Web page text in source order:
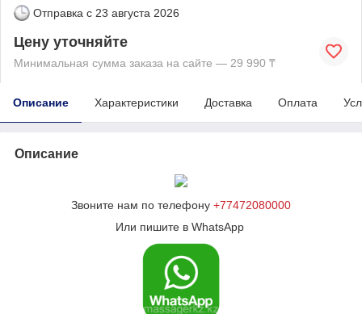
Отправка с 23 августа 2026
Цену уточняйте
Минимальная сумма заказа на сайте — 29 990 ₸
Описание Характеристики Доставка Оплата
Описание
Звоните нам по телефону +77472080000
Или пишите в WhatsApp